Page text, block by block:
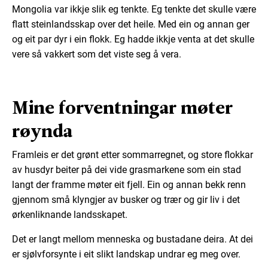
Mongolia var ikkje slik eg tenkte. Eg tenkte det skulle være
flatt steinlandsskap over det heile. Med ein og annan ger
og eit par dyr i ein flokk. Eg hadde ikkje venta at det skulle
vere så vakkert som det viste seg å vera.
Mine forventningar møter
røynda
Framleis er det grønt etter sommarregnet, og store flokkar
av husdyr beiter på dei vide grasmarkene som ein stad
langt der framme møter eit fjell. Ein og annan bekk renn
gjennom små klyngjer av busker og trær og gir liv i det
ørkenliknande landsskapet.
Det er langt mellom menneska og bustadane deira. At dei
er sjølvforsynte i eit slikt landskap undrar eg meg over.